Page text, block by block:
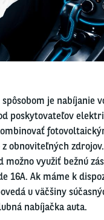
je nabíjanie
poskytovateľov
obnoviteľných
využiť bežnú
16A. Ak máme k
u väčšiny
prijať palubná